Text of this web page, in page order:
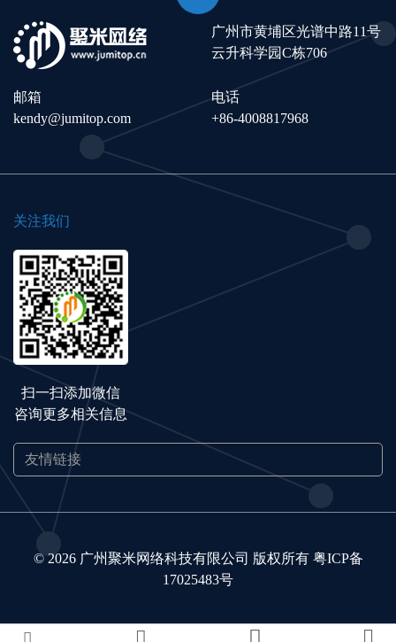
  
广州市黄埔区光谱中路11号
云升科学园C栋706
邮箱
kendy@jumitop.com
电话
+86-4008817968
关注我们
扫一扫添加微信
咨询更多相关信息
© 2026 广州聚米网络科技有限公司 版权所有 粤ICP备
17025483号